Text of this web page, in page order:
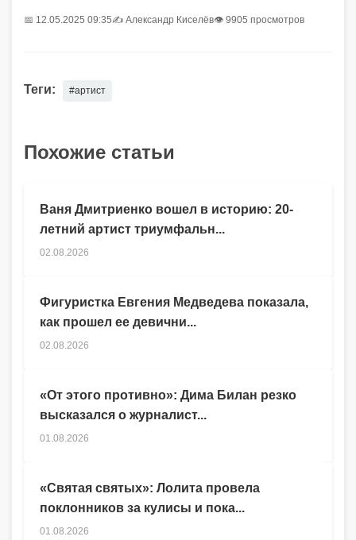
📅 12.05.2025 09:35✍️ Александр Киселёв👁 9905 просмотров
Теги: #артист
Похожие статьи
Ваня Дмитриенко вошел в историю: 20-
летний артист триумфальн...
02.08.2026
Фигуристка Евгения Медведева показала,
как прошел ее девични...
02.08.2026
«От этого противно»: Дима Билан резко
высказался о журналист...
01.08.2026
«Святая святых»: Лолита провела
поклонников за кулисы и пока...
01.08.2026